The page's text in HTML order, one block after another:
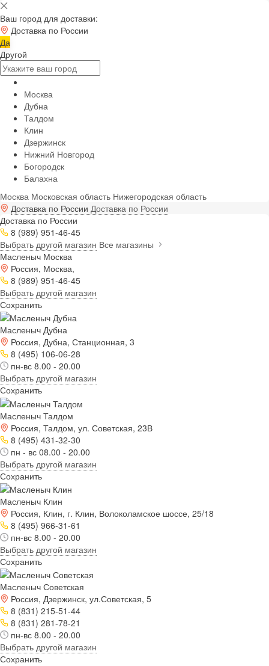
Ваш город для доставки:
Доставка по России
Да
Другой
Москва
Дубна
Талдом
Клин
Дзержинск
Нижний Новгород
Богородск
Балахна
Москва Московская область Нижегородская область
Доставка по России Доставка по России
Доставка по России
8 (989) 951-46-45
Выбрать другой магазин Все магазины
Масленыч Москва
Россия, Москва,
8 (989) 951-46-45
Выбрать другой магазин
Сохранить
Масленыч Дубна
Россия, Дубна, Станционная, 3
8 (495) 106-06-28
пн-вс 8.00 - 20.00
Выбрать другой магазин
Сохранить
Масленыч Талдом
Россия, Талдом, ул. Советская, 23В
8 (495) 431-32-30
пн - вс 08.00 - 20.00
Выбрать другой магазин
Сохранить
Масленыч Клин
Россия, Клин, г. Клин, Волоколамское шоссе, 25/18
8 (495) 966-31-61
пн-вс 8.00 - 20.00
Выбрать другой магазин
Сохранить
Масленыч Советская
Россия, Дзержинск, ул.Советская, 5
8 (831) 215-51-44
8 (831) 281-78-21
пн-вс 8.00 - 20.00
Выбрать другой магазин
Сохранить